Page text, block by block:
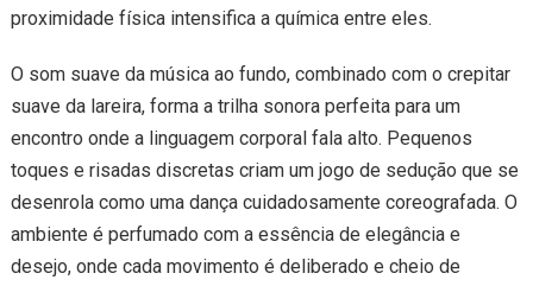
proximidade física intensifica a química entre eles.
O som suave da música ao fundo, combinado com o crepitar
suave da lareira, forma a trilha sonora perfeita para um
encontro onde a linguagem corporal fala alto. Pequenos
toques e risadas discretas criam um jogo de sedução que se
desenrola como uma dança cuidadosamente coreografada. O
ambiente é perfumado com a essência de elegância e
desejo, onde cada movimento é deliberado e cheio de